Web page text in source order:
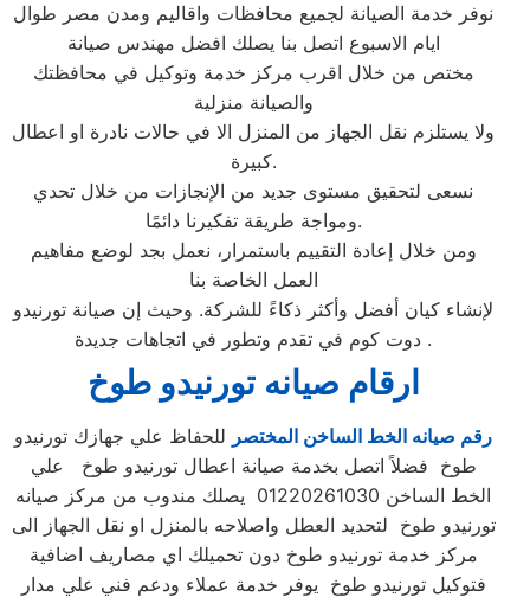
نوفر خدمة الصيانة لجميع محافظات واقاليم ومدن مصر طوال
ايام الاسبوع اتصل بنا يصلك افضل مهندس صيانة
مختص من خلال اقرب مركز خدمة وتوكيل في محافظتك
والصيانة منزلية
ولا يستلزم نقل الجهاز من المنزل الا في حالات نادرة او اعطال
كبيرة.
نسعى لتحقيق مستوى جديد من الإنجازات من خلال تحدي
ومواجة طريقة تفكيرنا دائمًا.
ومن خلال إعادة التقييم باستمرار، نعمل بجد لوضع مفاهيم
العمل الخاصة بنا
لإنشاء كيان أفضل وأكثر ذكاءً للشركة. وحيث إن صيانة تورنيدو
دوت كوم في تقدم وتطور في اتجاهات جديدة .
ارقام صيانه تورنيدو طوخ
رقم صيانه الخط الساخن المختصر للحفاظ علي جهازك تورنيدو
طوخ فضلاً اتصل بخدمة صيانة اعطال تورنيدو طوخ علي
الخط الساخن 01220261030 يصلك مندوب من مركز صيانه
تورنيدو طوخ لتحديد العطل واصلاحه بالمنزل او نقل الجهاز الى
مركز خدمة تورنيدو طوخ دون تحميلك اي مصاريف اضافية
فتوكيل تورنيدو طوخ يوفر خدمة عملاء ودعم فني علي مدار